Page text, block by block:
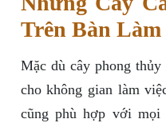
Trên Bàn Làm
Mặc dù cây phong
cho không gian làm
cũng phù hợp với